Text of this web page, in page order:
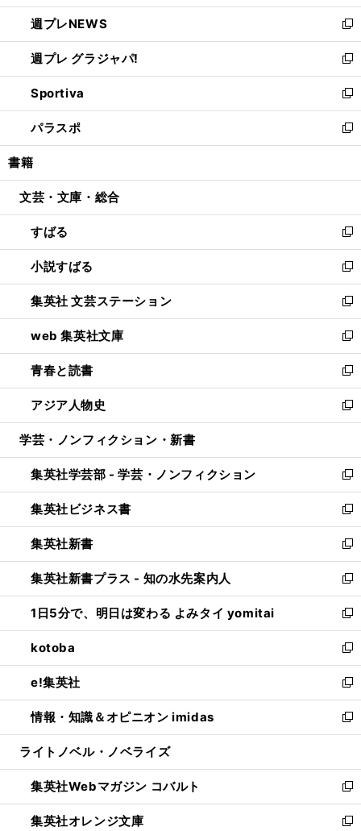
開
く
ウ
で
開
く
ン
ド
ウ
で
開
く
し
い
ウ
ィ
ン
ド
ウ
で
開
週プレNEWS
新
し
い
ウ
ィ
ン
ド
ウ
開
週プレ グラジャパ!
新
し
い
ウ
ィ
ン
ウ
開
く
Sportiva
新
し
い
ウ
ン
ウ
で
開
く
パラスポ
新
し
ウ
ン
ド
ウ
で
開
く
書籍
文芸・文庫・総合
すばる
新
し
い
ウ
ィ
ン
ド
ウ
で
開
く
小説すばる
新
し
い
ウ
ィ
ン
ド
ウ
で
開
集英社 文芸ステーション
新
し
い
ウ
ィ
ン
ド
ウ
開
く
web 集英社文庫
新
し
い
ウ
ィ
ン
ウ
で
開
く
青春と読書
新
し
い
ウ
ン
ド
ウ
で
開
く
アジア人物史
新
し
ウ
ィ
ン
ド
ウ
で
開
く
学芸・ノンフィクション・新書
集英社学芸部 - 学芸・ノンフィクション
新
し
い
ウ
ィ
ン
ド
ウ
で
開
く
集英社ビジネス書
新
し
い
ウ
ィ
ン
ド
ウ
で
開
く
集英社新書
新
し
い
ウ
ィ
ン
ド
ウ
で
開
く
集英社新書プラス - 知の水先案内人
新
し
い
ウ
ィ
ン
ド
ウ
で
開
1日5分で、明日は変わる よみタイ yomitai
新
し
い
ウ
ィ
ン
ド
ウ
開
く
kotoba
新
し
い
ウ
ィ
ン
ウ
で
開
く
e!集英社
新
し
い
ウ
ン
ド
ウ
で
情報・知識＆オピニオン imidas
新
し
ウ
ィ
ン
ド
ライトノベル・ノベライズ
集英社Webマガジン コバルト
新
し
い
集英社オレンジ文庫
新